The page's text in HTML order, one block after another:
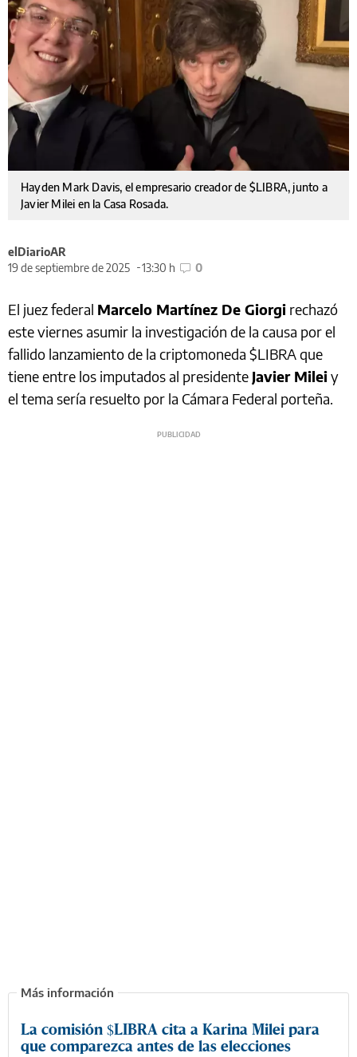
Hayden Mark Davis, el empresario creador de $LIBRA, junto a
Javier Milei en la Casa Rosada.
elDiarioAR
19 de septiembre de 2025
13:30 h 0
El juez federal Marcelo Martínez De Giorgi rechazó
este viernes asumir la investigación de la causa por el
fallido lanzamiento de la criptomoneda $LIBRA que
tiene entre los imputados al presidente Javier Mileiy
el tema sería resuelto por la Cámara Federal porteña.
La comisión $LIBRA cita a Karina Milei para
que comparezca antes de las elecciones